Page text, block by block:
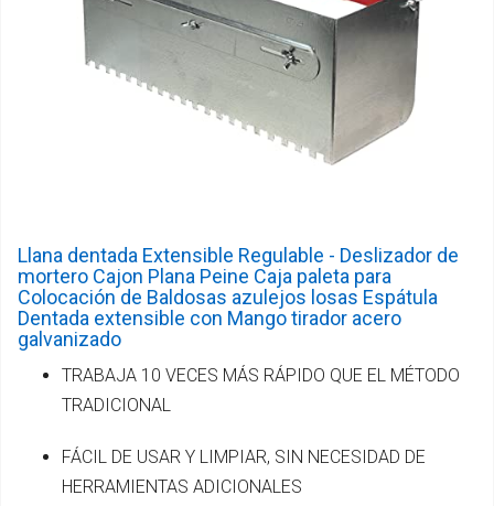
Llana dentada Extensible Regulable - Deslizador de
mortero Cajon Plana Peine Caja paleta para
Colocación de Baldosas azulejos losas Espátula
Dentada extensible con Mango tirador acero
galvanizado
TRABAJA 10 VECES MÁS RÁPIDO QUE EL MÉTODO
TRADICIONAL
FÁCIL DE USAR Y LIMPIAR, SIN NECESIDAD DE
HERRAMIENTAS ADICIONALES